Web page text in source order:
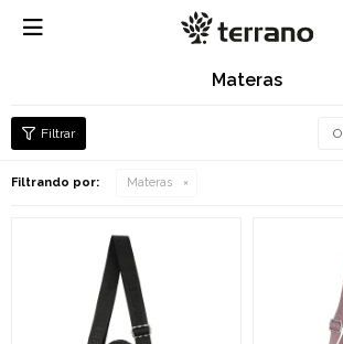

Materas
Filtrando por: Materas